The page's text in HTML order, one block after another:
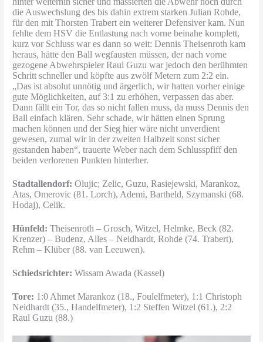
die Auswechslung des bis dahin extrem starken Julian Rohde,
für den mit Thorsten Trabert ein weiterer Defensiver kam. Nun
fehlte dem HSV die Entlastung nach vorne beinahe komplett,
kurz vor Schluss war es dann so weit: Dennis Theisenroth kam
heraus, hätte den Ball wegfausten müssen, der nach vorne
gezogene Abwehrspieler Raul Guzu war jedoch den berühmten
Schritt schneller und köpfte aus zwölf Metern zum 2:2 ein.
„Das ist absolut unnötig und ärgerlich, wir hatten vorher einige
gute Möglichkeiten, auf 3:1 zu erhöhen, verpassen das aber.
Dann fällt ein Tor, das so nicht fallen muss, da muss Dennis den
Ball einfach klären. Sehr schade, wir hätten einen Sprung
machen können und der Sieg hier wäre nicht unverdient
gewesen, zumal wir in der zweiten Halbzeit sonst sicher
gestanden haben“, trauerte Weber nach dem Schlusspfiff den
beiden verlorenen Punkten hinterher.
Stadtallendorf:Olujic; Zelic, Guzu, Rasiejewski, Marankoz,
Atas, Omerovic (81.Lorch), Ademi, Bartheld, Szymanski (68.
Hodaj), Celik.
Hünfeld:Theisenroth – Grosch, Witzel, Helmke, Beck (82.
Krenzer) – Budenz, Alles – Neidhardt, Rohde (74. Trabert),
Rehm – Klüber (88. van Leeuwen).
Schiedsrichter:Wissam Awada (Kassel)
Tore: 1:0 Ahmet Marankoz (18., Foulelfmeter), 1:1 Christoph
Neidhardt (35., Handelfmeter), 1:2 Steffen Witzel (61.), 2:2
Raul Guzu (88.)